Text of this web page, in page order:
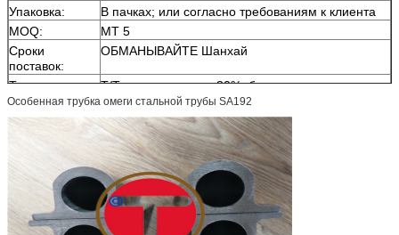
Упаковка:
В пачках; или согласно требованиям к клиента
MOQ:
MT 5
Сроки
поставок:
ОБМАНЫВАЙТЕ Шанхай
Термины
Parment:
T/T, плата авансом 30%, баланс оплатило
против экземпляра B/L
Срок поставки: В течение 25-40 дней в виду того что плата
авансом receied
Особенная трубка омеги стальной трубы SA192